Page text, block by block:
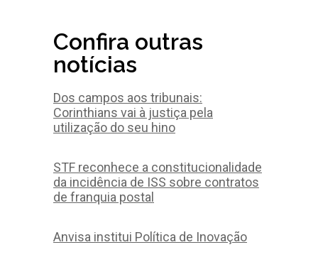
Confira outras
notícias
Dos campos aos tribunais:
Corinthians vai à justiça pela
utilização do seu hino
STF reconhece a constitucionalidade
da incidência de ISS sobre contratos
de franquia postal
Anvisa institui Política de Inovação